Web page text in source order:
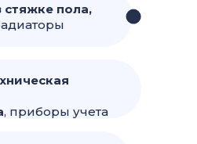
стяжке пола,
, приборы учета